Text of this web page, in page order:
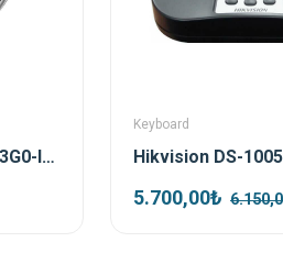
Hikvision DS-2CD1723G0-IZS 2mp 2.8-12 Mm Varifocal Ip Dome Kamera
Keyboard
5.700,00₺